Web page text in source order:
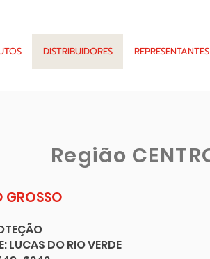
DISTRIBUIDORES REPRESENTANTES
Região
GROSSO
LUCAS DO RIO VERDE